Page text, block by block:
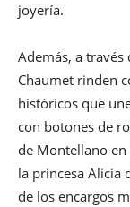
joyería.
Además, a través
Chaumet rinden
históricos que
con botones de
de Montellano
la princesa Alicia
de los encargos